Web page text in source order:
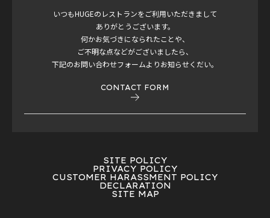
いつもHUGEのレストランをご利用いただきまして
ありがとうございます。
何かお気づきになられたことや、
ご不明な点などがございましたら、
下記のお問い合わせフォームよりお知らせくだい。
CONTACT FORM
SITE POLICY
PRIVACY POLICY
CUSTOMER HARASSMENT POLICY
DECLARATION
SITE MAP